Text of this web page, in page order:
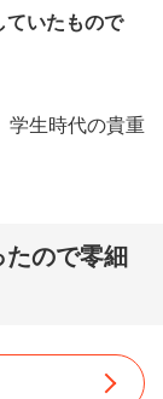
ていたもので
学生時代の貴重
たので零細